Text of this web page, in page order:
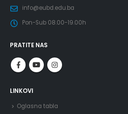
info@eubd.edu.ba
Pon-Sub 08.00-19.00h
PRATITE NAS
LINKOVI
Oglasna tabla